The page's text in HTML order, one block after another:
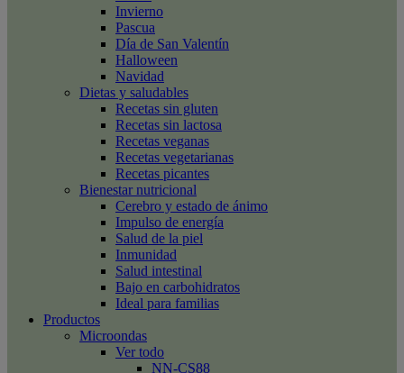
Invierno
Pascua
Día de San Valentín
Halloween
Navidad
Dietas y saludables
Recetas sin gluten
Recetas sin lactosa
Recetas veganas
Recetas vegetarianas
Recetas picantes
Bienestar nutricional
Cerebro y estado de ánimo
Impulso de energía
Salud de la piel
Inmunidad
Salud intestinal
Bajo en carbohidratos
Ideal para familias
Productos
Microondas
Ver todo
NN-CS88